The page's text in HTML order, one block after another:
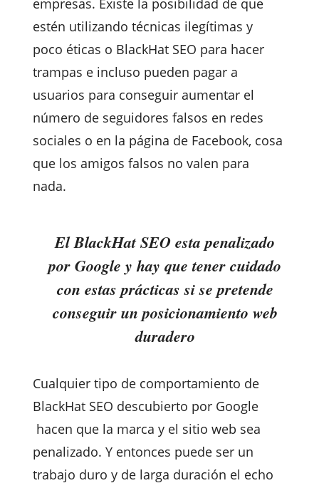
empresas. Existe la posibilidad de que
estén utilizando técnicas ilegítimas y
poco éticas o BlackHat SEO para hacer
trampas e incluso pueden pagar a
usuarios para conseguir aumentar el
número de seguidores falsos en redes
sociales o en la página de Facebook, cosa
que los amigos falsos no valen para
nada.
El BlackHat SEO esta penalizado
por Google y hay que tener cuidado
con estas prácticas si se pretende
conseguir un posicionamiento web
duradero
Cualquier tipo de comportamiento de
BlackHat SEO descubierto por Google
hacen que la marca y el sitio web sea
penalizado. Y entonces puede ser un
trabajo duro y de larga duración el echo